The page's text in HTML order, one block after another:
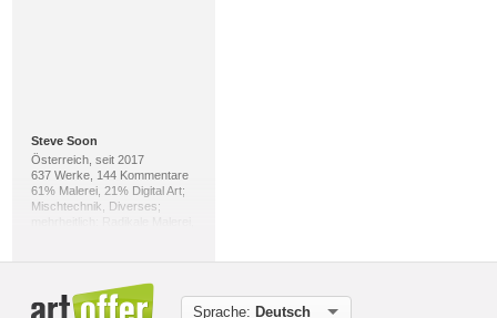
Steve Soon
Österreich, seit 2017
637 Werke, 144 Kommentare
61% Malerei, 21% Digital Art;
Mischtechnik, Diverses;
Sprache: Deutsch